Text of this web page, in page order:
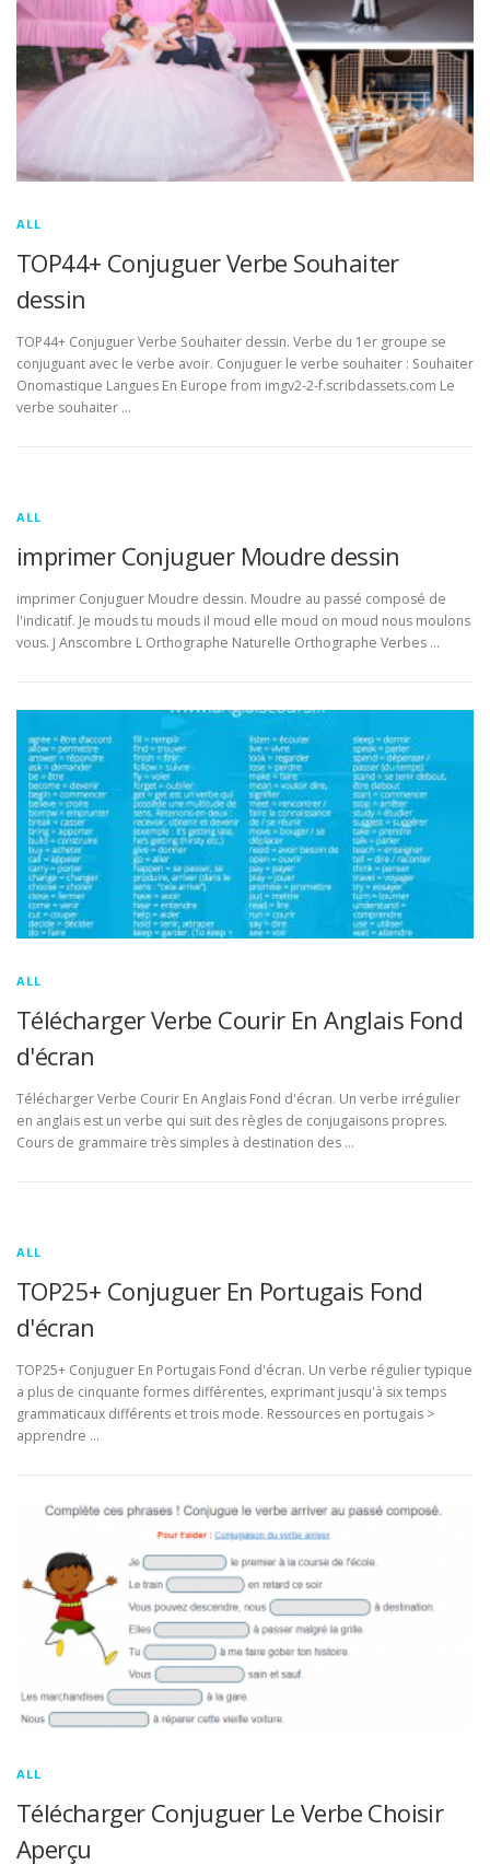
ALL
TOP44+ Conjuguer Verbe Souhaiter
dessin
TOP44+ Conjuguer Verbe Souhaiter dessin. Verbe du 1er groupe se
conjuguant avec le verbe avoir. Conjuguer le verbe souhaiter : Souhaiter
Onomastique Langues En Europe from imgv2-2-f.scribdassets.com Le
verbe souhaiter …
ALL
imprimer Conjuguer Moudre dessin
imprimer Conjuguer Moudre dessin. Moudre au passé composé de
l'indicatif. Je mouds tu mouds il moud elle moud on moud nous moulons
vous. J Anscombre L Orthographe Naturelle Orthographe Verbes …
ALL
Télécharger Verbe Courir En Anglais Fond
d'écran
Télécharger Verbe Courir En Anglais Fond d'écran. Un verbe irrégulier
en anglais est un verbe qui suit des règles de conjugaisons propres.
Cours de grammaire très simples à destination des …
ALL
TOP25+ Conjuguer En Portugais Fond
d'écran
TOP25+ Conjuguer En Portugais Fond d'écran. Un verbe régulier typique
a plus de cinquante formes différentes, exprimant jusqu'à six temps
grammaticaux différents et trois mode. Ressources en portugais >
apprendre …
ALL
Télécharger Conjuguer Le Verbe Choisir
Aperçu